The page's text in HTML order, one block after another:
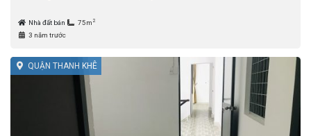
Nhà đất bán 75m 2
3 năm trước
QUẬN THANH KHÊ